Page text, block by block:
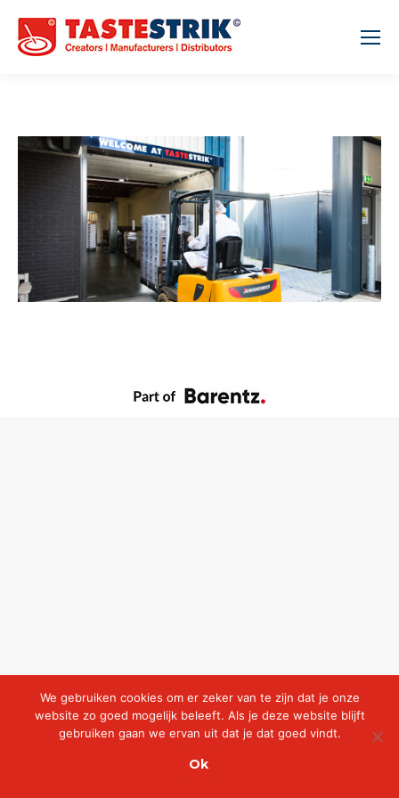
We gebruiken cookies om er zeker van te zijn dat je onze
website zo goed mogelijk beleeft. Als je deze website blijft
gebruiken gaan we ervan uit dat je dat goed vindt.
Ok